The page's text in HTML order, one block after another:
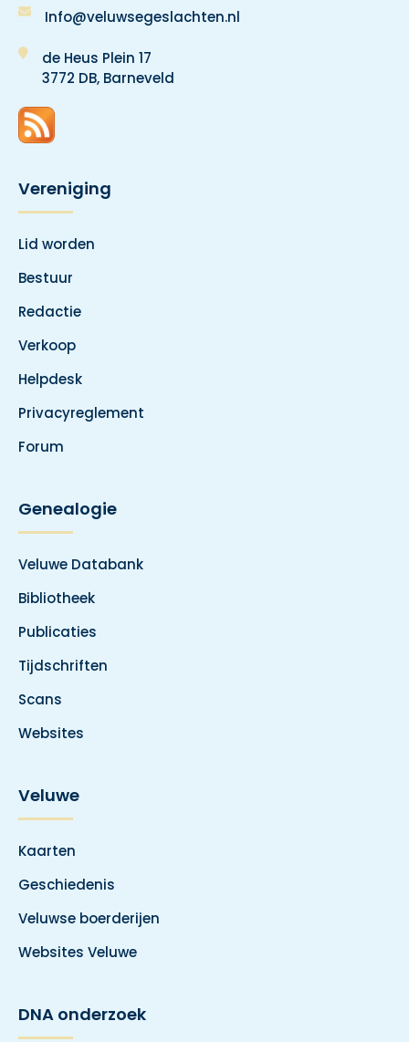
Info@veluwsegeslachten.nl
de Heus Plein 17
3772 DB, Barneveld
Vereniging
Lid worden
Bestuur
Redactie
Verkoop
Helpdesk
Privacyreglement
Forum
Genealogie
Veluwe Databank
Bibliotheek
Publicaties
Tijdschriften
Scans
Websites
Veluwe
Kaarten
Geschiedenis
Veluwse boerderijen
Websites Veluwe
DNA onderzoek